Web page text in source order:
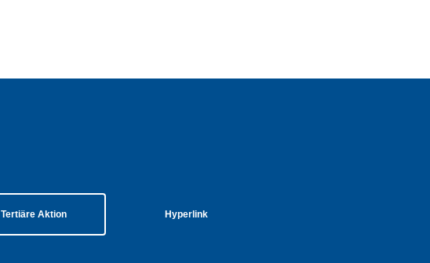
Tertiäre Aktion Hyperlink